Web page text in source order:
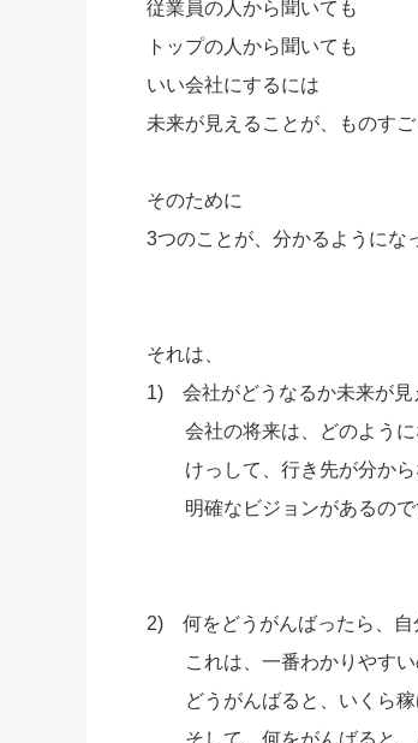
従業員の人から聞いても
トップの人から聞いても
いい会社にするには
未来が見えることが、ものす
そのために
3つのことが、分かるようにな
それは、
1) 会社がどうなるか未来が見
会社の将来は、どのように
けっして、行き先が分から
明確なビジョンがあるので
2) 何をどうがんばったら、自
これは、一番わかりやすい
どうがんばると、いくら稼
そして、何をがんばると、